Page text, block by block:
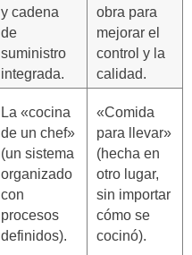
y cadena
de
suministro
integrada.
obra para
mejorar el
control y la
calidad.
La «cocina
de un chef»
(un sistema
organizado
con
procesos
definidos).
«Comida
para llevar»
(hecha en
otro lugar,
sin importar
cómo se
cocinó).